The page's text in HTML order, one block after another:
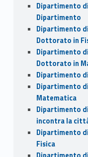
Dipartimento
Dipartimento
Dipartimento
Dottorato in
Dipartimento
Dottorato in
Dipartimento
Dipartimento
Matematica
Dipartimento
incontra la
Dipartimento
Fisica